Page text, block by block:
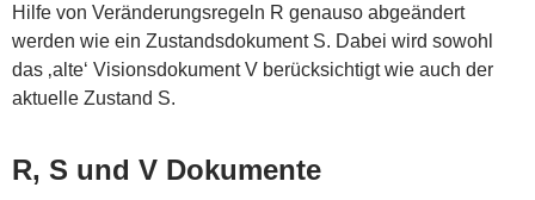
Hilfe von Veränderungsregeln R genauso abgeändert
werden wie ein Zustandsdokument S. Dabei wird sowohl
das ‚alte‘ Visionsdokument V berücksichtigt wie auch der
aktuelle Zustand S.
R, S und V Dokumente